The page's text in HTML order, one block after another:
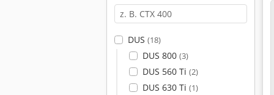
DUS (18)
DUS 800 (3)
DUS 560 Ti (2)
DUS 630 Ti (1)